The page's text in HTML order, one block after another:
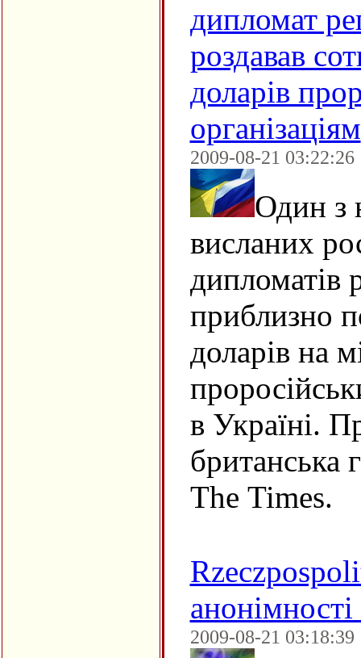
дипломат
роздавав
доларів
організаціям
2009-08-21 03:22:26
Один з
висланих
дипломатів
приблизно
доларів на
в Україні.
британська
The Times.
анонімності
2009-08-21 03:18:39